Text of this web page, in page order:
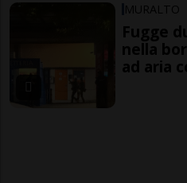
MURALTO
Fugge
nella
ad aria